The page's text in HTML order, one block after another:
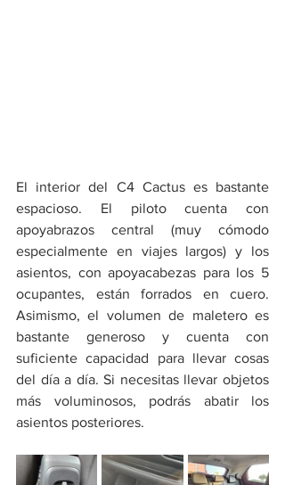
El interior del C4 Cactus es bastante
espacioso. El piloto cuenta con
apoyabrazos central (muy cómodo
especialmente en viajes largos) y los
asientos, con apoyacabezas para los 5
ocupantes, están forrados en cuero.
Asimismo, el volumen de maletero es
bastante generoso y cuenta con
suficiente capacidad para llevar cosas
del día a día. Si necesitas llevar objetos
más voluminosos, podrás abatir los
asientos posteriores.